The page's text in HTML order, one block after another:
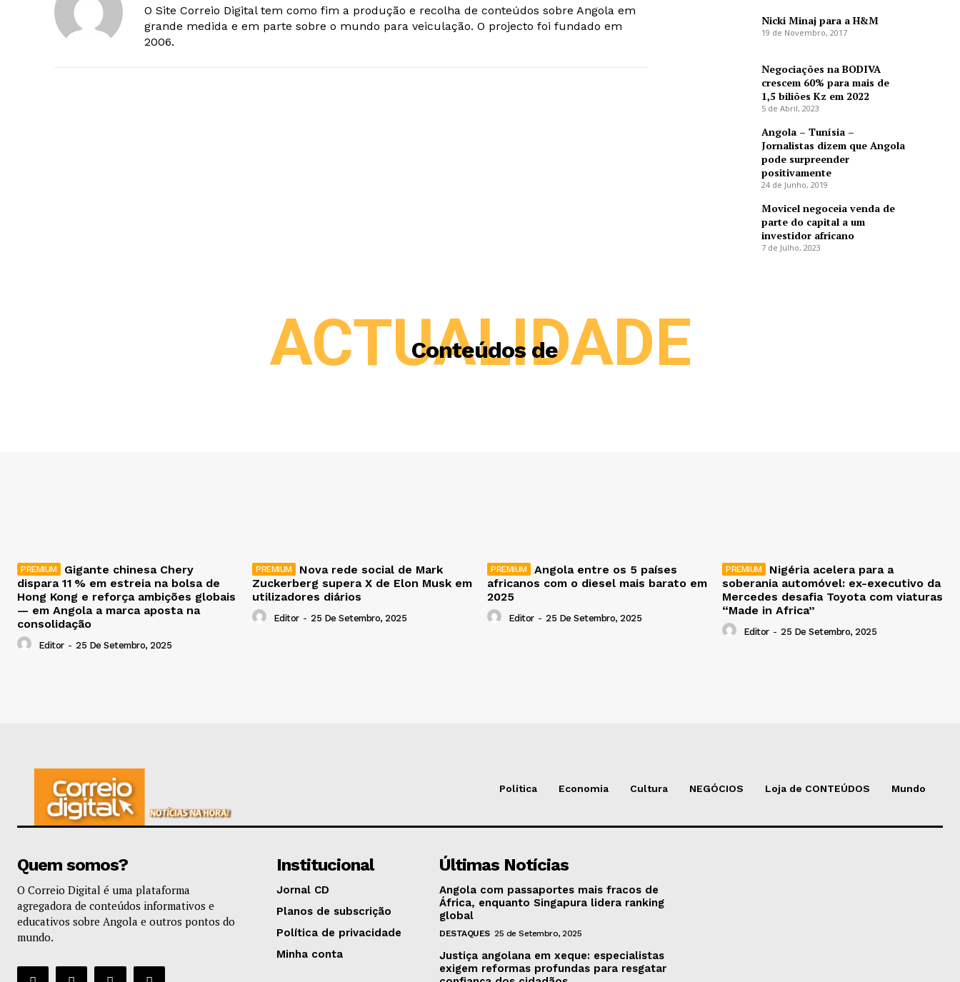
O Site Correio Digital tem como fim a produção e recolha de conteúdos sobre Angola em
grande medida e em parte sobre o mundo para veiculação. O projecto foi fundado em
2006.
Nicki Minaj para a H&M
19 de Novembro, 2017
Negociações na BODIVA
crescem 60% para mais de
1,5 biliões Kz em 2022
5 de Abril, 2023
Angola – Tunísia –
Jornalistas dizem que Angola
pode surpreender
positivamente
24 de Junho, 2019
Movicel negoceia venda de
parte do capital a um
investidor africano
7 de Julho, 2023
Conteúdos de
ACTUALIDADE
Gigante chinesa Chery
dispara 11 % em estreia na bolsa de
Hong Kong e reforça ambições globais
— em Angola a marca aposta na
consolidação
Editor - 25 De Setembro, 2025
Nova rede social de Mark
Zuckerberg supera X de Elon Musk em
utilizadores diários
Editor - 25 De Setembro, 2025
Angola entre os 5 países
africanos com o diesel mais barato em
2025
Editor - 25 De Setembro, 2025
Nigéria acelera para a
soberania automóvel: ex-executivo da
Mercedes desafia Toyota com viaturas
“Made in Africa”
Editor - 25 De Setembro, 2025
Política Economia Cultura NEGÓCIOS Loja de CONTEÚDOS Mundo
Quem somos?
O Correio Digital é uma plataforma
agregadora de conteúdos informativos e
educativos sobre Angola e outros pontos do
mundo.
Institucional
Jornal CD
Planos de subscrição
Política de privacidade
Minha conta
Últimas Notícias
Angola com passaportes mais fracos de
África, enquanto Singapura lidera ranking
global
DESTAQUES 25 de Setembro, 2025
Justiça angolana em xeque: especialistas
exigem reformas profundas para resgatar